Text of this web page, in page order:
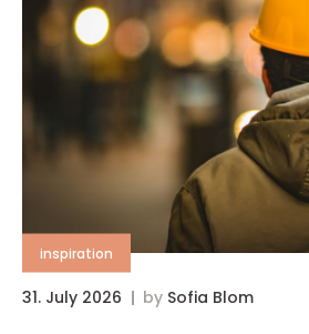
inspiration
31. July 2026 by Sofia Blom